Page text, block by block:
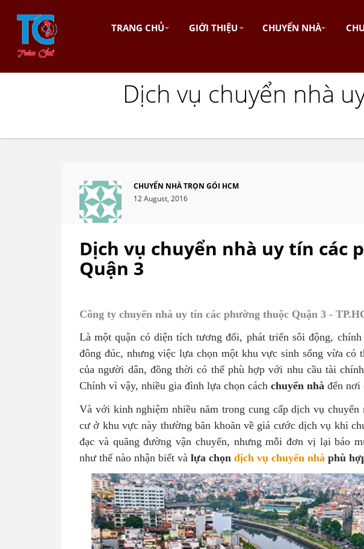
TRANG CHỦ GIỚI THIỆU CHUYỂN NHÀ
Dịch vụ chuyển nhà
CHUYỂN NHÀ TRỌN GÓI HCM
12 August, 2016
Dịch vụ chuyển nhà uy tín các
Quận 3
Công ty chuyển nhà uy tín các phường thuộc Quận 3 -
Là một quận có diện tích tương đối, phát triển sôi động,
đông đúc, nhưng việc lựa chọn một khu vực sinh sống vừa có
của người dân, đồng thời có thể phù hợp với nhu cầu tài
Chính vì vậy, nhiều gia đình lựa chọn cách chuyển nhà đến nơi
Và với kinh nghiệm nhiều năm trong cung cấp dịch vụ chuyển
cư ở khu vực này thường băn khoăn về giá cước dịch vụ khi
đạc và quãng đường vận chuyển, nhưng mỗi đơn vị lại báo
như thế nào nhận biết và lựa chọn dịch vụ chuyển nhà phù